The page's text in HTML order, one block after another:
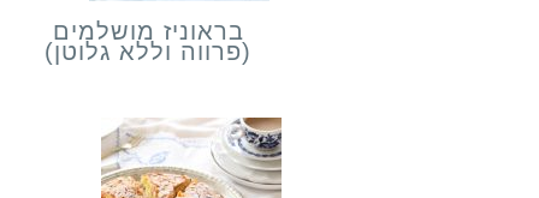
בראוניז מושלמים
(פרווה וללא גלוטן)